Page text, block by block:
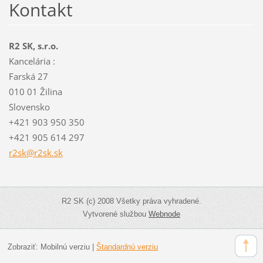
Kontakt
R2 SK, s.r.o.
Kancelária :
Farská 27
010 01 Žilina
Slovensko
+421 903 950 350
+421 905 614 297
r2sk@r2sk.sk
R2 SK (c) 2008 Všetky práva vyhradené.
Vytvorené službouWebnode
Zobraziť: Mobilnú verziu| Štandardnú verziu